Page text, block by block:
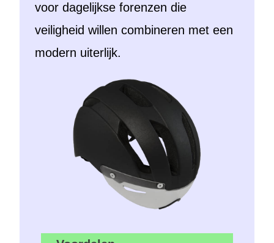
voor dagelijkse forenzen die
veiligheid willen combineren met een
modern uiterlijk.